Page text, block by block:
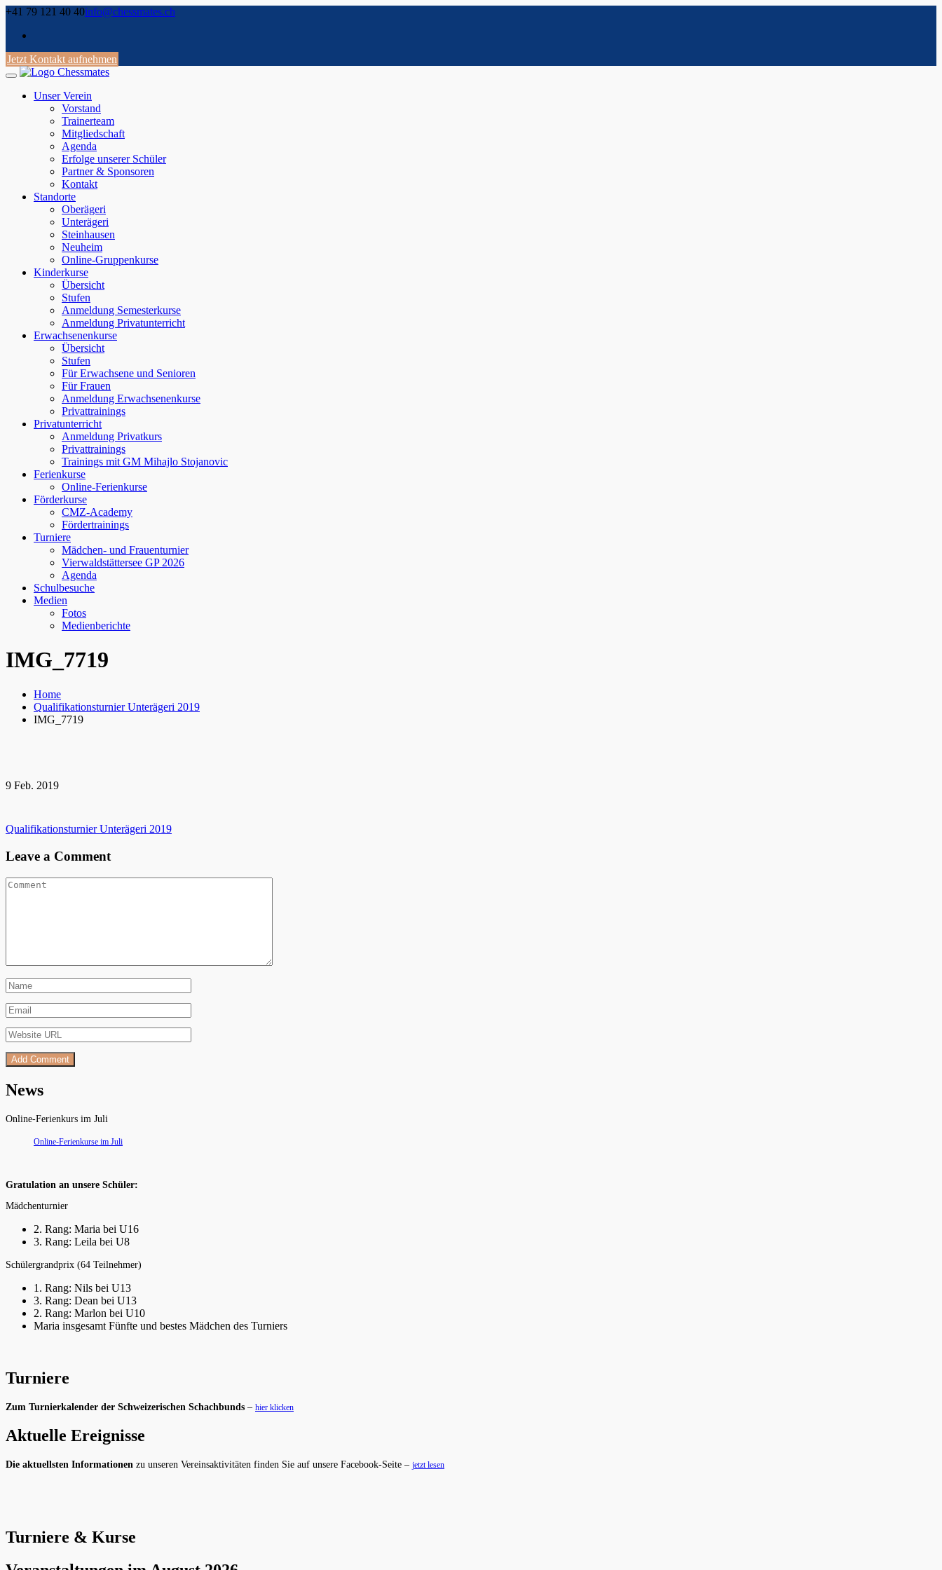
Skip
content
+41 79 121 40 40info@chessmates.ch
Jetzt Kontakt aufnehmen
Unser Verein
Vorstand
Trainerteam
Mitgliedschaft
Agenda
Erfolge unserer Schüler
Partner & Sponsoren
Kontakt
Standorte
Oberägeri
Unterägeri
Steinhausen
Neuheim
Online-Gruppenkurse
Kinderkurse
Übersicht
Stufen
Anmeldung Semesterkurse
Anmeldung Privatunterricht
Erwachsenenkurse
Übersicht
Stufen
Für Erwachsene und Senioren
Für Frauen
Anmeldung Erwachsenenkurse
Privattrainings
Privatunterricht
Anmeldung Privatkurs
Privattrainings
Trainings mit GM Mihajlo Stojanovic
Ferienkurse
Online-Ferienkurse
Förderkurse
CMZ-Academy
Fördertrainings
Turniere
Mädchen- und Frauenturnier
Vierwaldstättersee GP 2026
Agenda
Schulbesuche
Medien
Fotos
Medienberichte
IMG_7719
Home
Qualifikationsturnier Unterägeri 2019
IMG_7719
9 Feb. 2019
Beitragsnavigation
Qualifikationsturnier Unterägeri 2019
Leave a Comment
News
Online-Ferienkurs im Juli
Online-Ferienkurse im Juli
Gratulation an unsere Schüler:
Mädchenturnier
2. Rang: Maria bei U16
3. Rang: Leila bei U8
Schülergrandprix (64 Teilnehmer)
1. Rang: Nils bei U13
3. Rang: Dean bei U13
2. Rang: Marlon bei U10
Maria insgesamt Fünfte und bestes Mädchen des Turniers
Turniere
Zum Turnierkalender der Schweizerischen Schachbunds – hier klicken
Aktuelle Ereignisse
Die aktuellsten Informationen zu unseren Vereinsaktivitäten finden Sie auf unsere Facebook-Seite – jetzt lesen
Turniere & Kurse